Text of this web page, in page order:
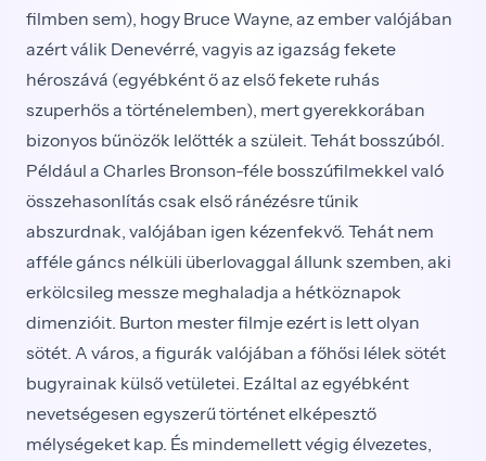
filmben sem), hogy Bruce Wayne, az ember valójában
azért válik Denevérré, vagyis az igazság fekete
héroszává (egyébként ő az első fekete ruhás
szuperhős a történelemben), mert gyerekkorában
bizonyos bűnözők lelőtték a szüleit. Tehát bosszúból.
Például a Charles Bronson-féle bosszúfilmekkel való
összehasonlítás csak első ránézésre tűnik
abszurdnak, valójában igen kézenfekvő. Tehát nem
afféle gáncs nélküli überlovaggal állunk szemben, aki
erkölcsileg messze meghaladja a hétköznapok
dimenzióit. Burton mester filmje ezért is lett olyan
sötét. A város, a figurák valójában a főhősi lélek sötét
bugyrainak külső vetületei. Ezáltal az egyébként
nevetségesen egyszerű történet elképesztő
mélységeket kap. És mindemellett végig élvezetes,